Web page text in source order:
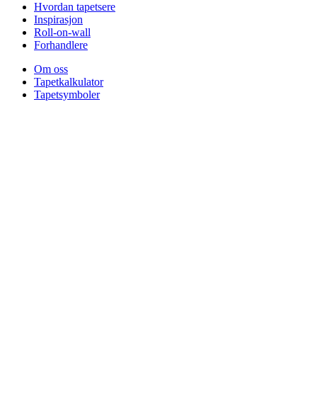
Hvordan tapetsere
Inspirasjon
Roll-on-wall
Forhandlere
Om oss
Tapetkalkulator
Tapetsymboler